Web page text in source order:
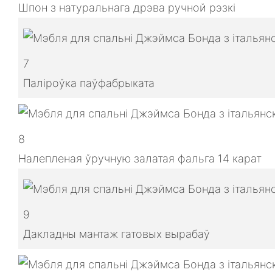
Шпон з натуральнага дрэва ручной рэзкі
7
Паліроўка паўфабрыката
8
Налепленая ўручную залатая фальга 14 карат
9
Дакладны мантаж гатовых вырабаў